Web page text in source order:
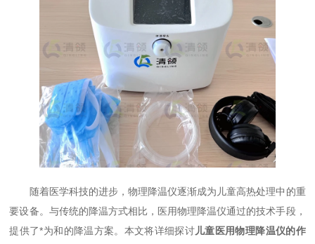
随着医学科技的进步，物理降温仪逐渐成为儿童高热处理中的重
要设备。与传统的降温方式相比，医用物理降温仪通过的技术手段，
提供了*为和的降温方案。本文将详细探讨儿童医用物理降温仪的作